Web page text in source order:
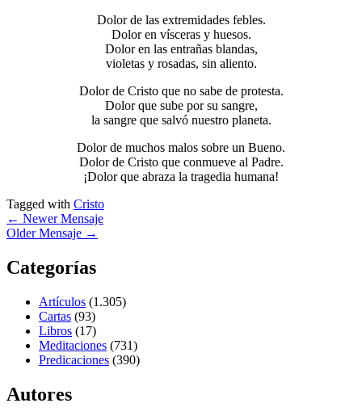
Dolor de las extremidades febles.
Dolor en vísceras y huesos.
Dolor en las entrañas blandas,
violetas y rosadas, sin aliento.
Dolor de Cristo que no sabe de protesta.
Dolor que sube por su sangre,
la sangre que salvó nuestro planeta.
Dolor de muchos malos sobre un Bueno.
Dolor de Cristo que conmueve al Padre.
¡Dolor que abraza la tragedia humana!
Tagged with Cristo
← Newer Mensaje
Older Mensaje →
Categorías
Artículos (1.305)
Cartas (93)
Libros (17)
Meditaciones (731)
Predicaciones (390)
Autores